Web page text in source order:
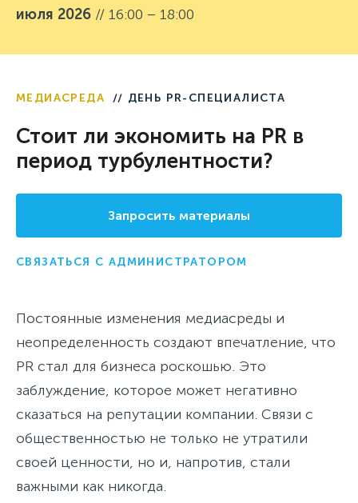
июля 2026 // 16:00 – 18:00
МЕДИАСРЕДА // ДЕНЬ PR-СПЕЦИАЛИСТА
Стоит ли экономить на PR в
период турбулентности?
Запросить материалы
СВЯЗАТЬСЯ С АДМИНИСТРАТОРОМ
Постоянные изменения медиасреды и
неопределенность создают впечатление, что
PR стал для бизнеса роскошью. Это
заблуждение, которое может негативно
сказаться на репутации компании. Связи с
общественностью не только не утратили
своей ценности, но и, напротив, стали
важными как никогда.